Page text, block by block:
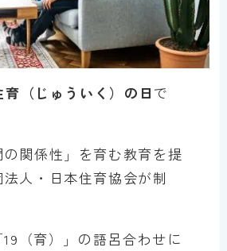
（じゅういく）の日 で
の関係性」を育む教育を提
人・日本住育協会が制
19（育）」の語呂合わせに